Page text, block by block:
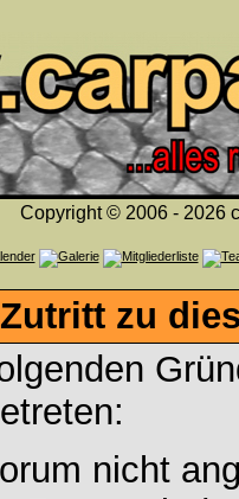
Copyright © 2006 - 2026
zu
nicht